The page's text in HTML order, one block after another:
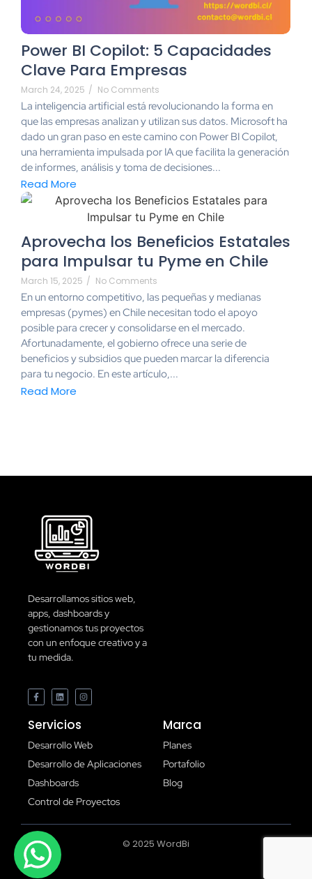
Power BI Copilot: 5 Capacidades
Clave Para Empresas
March 24, 2025 / No Comments
La inteligencia artificial está revolucionando la forma en
que las empresas analizan y utilizan sus datos. Microsoft ha
dado un gran paso en este camino con Power BI Copilot,
una herramienta impulsada por IA que facilita la generación
de informes, análisis y toma de decisiones...
Read More
Aprovecha los Beneficios Estatales
para Impulsar tu Pyme en Chile
March 15, 2025 / No Comments
En un entorno competitivo, las pequeñas y medianas
empresas (pymes) en Chile necesitan todo el apoyo
posible para crecer y consolidarse en el mercado.
Afortunadamente, el gobierno ofrece una serie de
beneficios y subsidios que pueden marcar la diferencia
para tu negocio. En este artículo,...
Read More
Desarrollamos sitios web,
apps, dashboards y
gestionamos tus proyectos
con un enfoque creativo y a
tu medida.
Servicios
Desarrollo Web
Desarrollo de Aplicaciones
Dashboards
Control de Proyectos
Marca
Planes
Portafolio
Blog
© 2025 WordBi